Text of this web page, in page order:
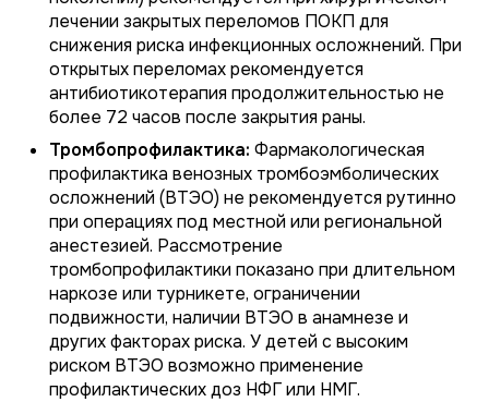
лечении закрытых переломов ПОКП для
снижения риска инфекционных осложнений. При
открытых переломах рекомендуется
антибиотикотерапия продолжительностью не
более 72 часов после закрытия раны.
Тромбопрофилактика: Фармакологическая
профилактика венозных тромбоэмболических
осложнений (ВТЭО) не рекомендуется рутинно
при операциях под местной или региональной
анестезией. Рассмотрение
тромбопрофилактики показано при длительном
наркозе или турникете, ограничении
подвижности, наличии ВТЭО в анамнезе и
других факторах риска. У детей с высоким
риском ВТЭО возможно применение
профилактических доз НФГ или НМГ.